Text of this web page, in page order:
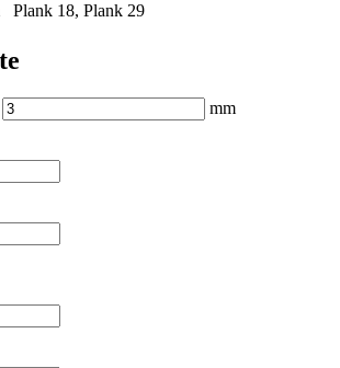
Plank 18, Plank 29
mm